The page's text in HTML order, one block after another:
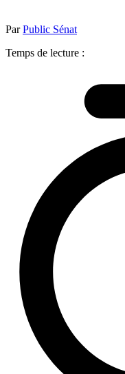
ParPublic Sénat
Temps de lecture :